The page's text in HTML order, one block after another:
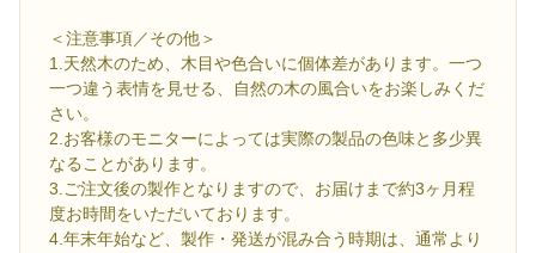
＜注意事項／その他＞
1.天然木のため、木目や色合いに個体差があります。一つ
一つ違う表情を見せる、自然の木の風合いをお楽しみくだ
さい。
2.お客様のモニターによっては実際の製品の色味と多少異
なることがあります。
3.ご注文後の製作となりますので、お届けまで約3ヶ月程
度お時間をいただいております。
4.年末年始など、製作・発送が混み合う時期は、通常より